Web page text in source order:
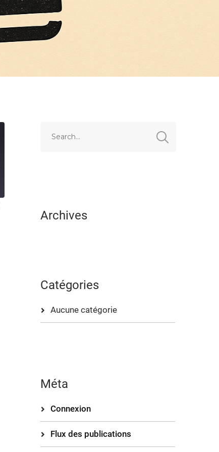
Archives
Catégories
Aucune catégorie
Méta
Connexion
Flux des publications